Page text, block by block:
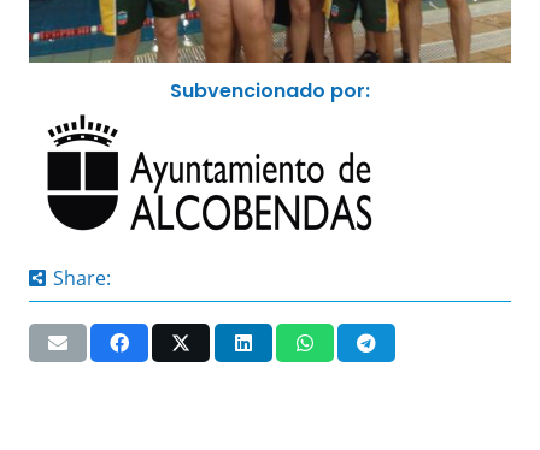
Subvencionado por:
Share: